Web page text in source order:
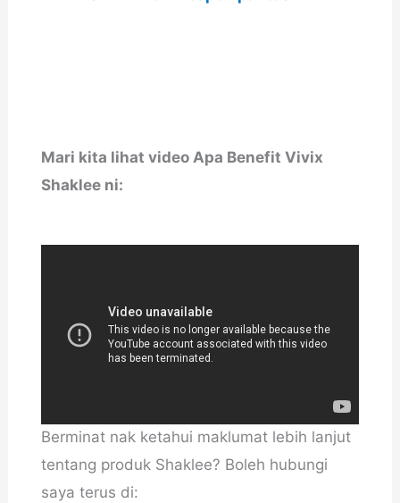
Mari kita lihat video Apa Benefit Vivix
Shaklee ni:
Berminat nak ketahui maklumat lebih lanjut
tentang produk Shaklee? Boleh hubungi
saya terus di: